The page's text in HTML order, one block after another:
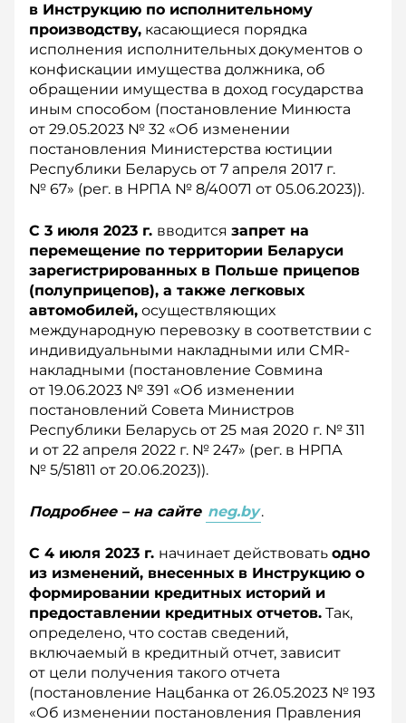
в Инструкцию по исполнительному
производству, касающиеся порядка
исполнения исполнительных документов о
конфискации имущества должника, об
обращении имущества в доход государства
иным способом (постановление Мин­юста
от 29.05.2023 № 32 «Об изменении
постановления Министерства юстиции
Республики Беларусь от 7 апреля 2017 г.
№ 67» (рег. в НРПА № 8/40071 от 05.06.2023)).
С 3 июля 2023 г. вводится запрет на
перемещение по территории Беларуси
зарегистрированных в Польше прицепов
(полуприцепов), а также легковых
автомобилей, осуществляющих
международную перевозку в соответствии с
индивидуальными накладными или CMR-
накладными (постановление Совмина
от 19.06.2023 № 391 «Об изменении
постановлений Совета Министров
Республики Беларусь от 25 мая 2020 г. № 311
и от 22 апреля 2022 г. № 247» (рег. в НРПА
№ 5/51811 от 20.06.2023)).
Подробнее – на сайте neg.by.
С 4 июля 2023 г. начинает действовать одно
из изменений, внесенных в Инструкцию о
формировании кредитных историй и
предоставлении кредитных отчетов. Так,
определено, что состав сведений,
включаемый в кредитный отчет, зависит
от цели получения такого отчета
(постановление Нацбанка от 26.05.2023 № 193
«Об изменении постановления Правления